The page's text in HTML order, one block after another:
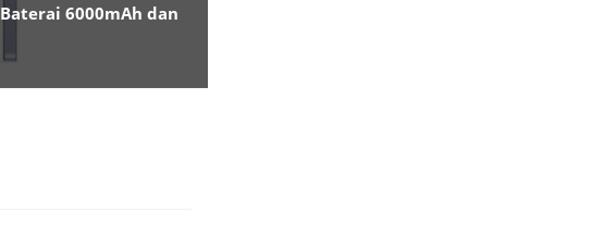
6000mAh dan